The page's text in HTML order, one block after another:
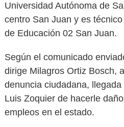
Universidad Autónoma de
centro San Juan y es
de Educación 02 San Juan.
Según el comunicado
dirige Milagros Ortiz Bosch,
denuncia ciudadana,
Luis Zoquier de hacerle
empleos en el estado.